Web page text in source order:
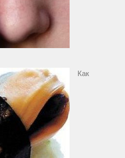
Как